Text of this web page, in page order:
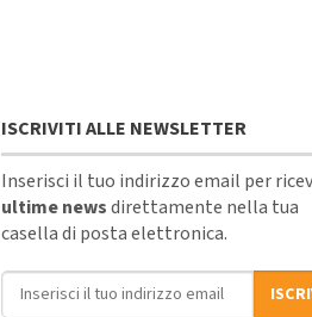
ISCRIVITI ALLE NEWSLETTER
Inserisci il tuo indirizzo email per
ultime newsdirettamente nella tua
casella di posta elettronica.
Indirizzo email